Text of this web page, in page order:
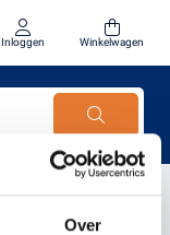
Over
Inloggen Winkelwagen